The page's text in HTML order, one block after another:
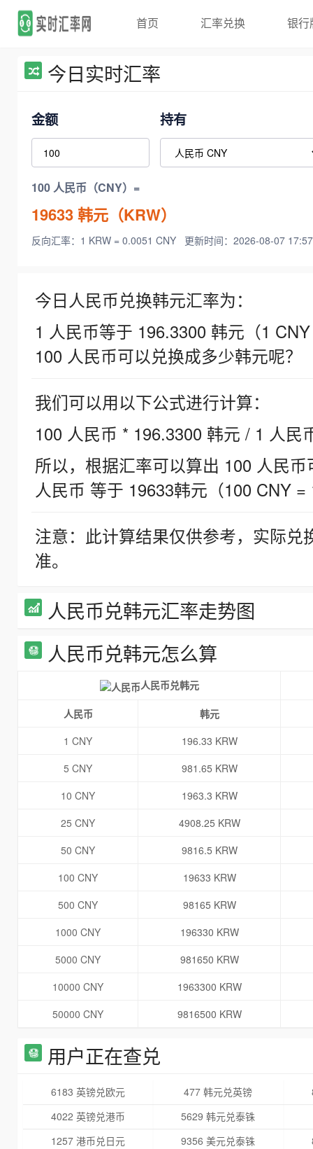
首页 汇率兑换 银行
今日实时汇率
金额 持有
100 人民币（CNY）=
19633韩元（KRW）
反向汇率：1 KRW = 0.0051 CNY 更新时间：2026-08-07
今日人民币兑换韩元汇率为：
1 人民币等于 196.3300 韩元（1
100 人民币可以兑换成多少韩元呢？
我们可以用以下公式进行计算：
100 人民币 * 196.3300 韩元 / 1 人民
所以，根据汇率可以算出 100 人民
人民币 等于 19633韩元（100 CNY =
注意：此计算结果仅供参考，实际
准。
人民币兑韩元汇率走势图
人民币兑韩元怎么算
人民币兑韩元
人民币
韩元
1 CNY
196.33 KRW
5 CNY
981.65 KRW
10 CNY
1963.3 KRW
25 CNY
4908.25 KRW
50 CNY
9816.5 KRW
100 CNY
19633 KRW
500 CNY
98165 KRW
1000 CNY
196330 KRW
5000 CNY
981650 KRW
10000 CNY
1963300 KRW
50000 CNY
9816500 KRW
用户正在查兑
6183 英镑兑欧元 477 韩元兑英镑
4022 英镑兑港币
5629 韩元兑泰铢
1257 港币兑日元
9356 美元兑泰铢